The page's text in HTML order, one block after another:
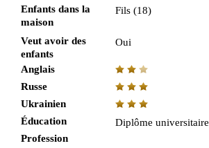
Enfants dans la
maison
Fils (18)
Veut avoir des
enfants
Oui
Anglais
Russe
Ukrainien
Éducation
Diplôme universitaire
Profession